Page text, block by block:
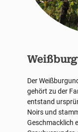
Der
gehört zu der
entstand
Noirs und
Geschmacklich